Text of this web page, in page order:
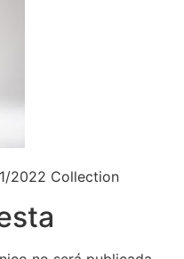
2022 Collection